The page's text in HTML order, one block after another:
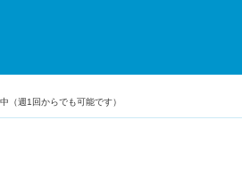
週1回からでも可能です）